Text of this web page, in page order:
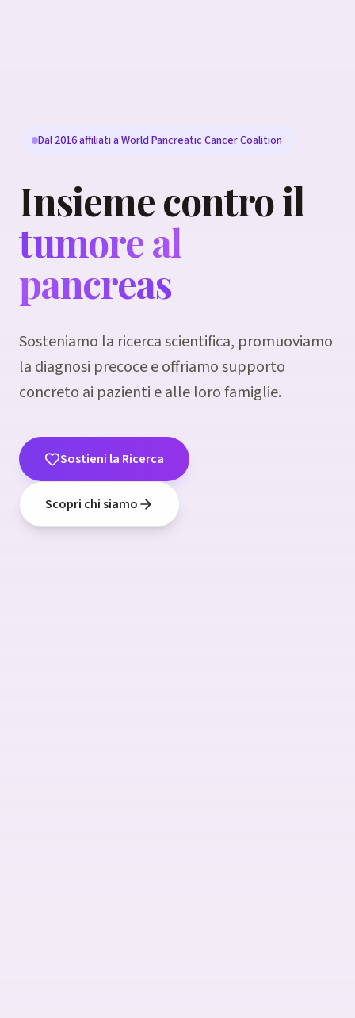
Dal 2016 affiliati a World Pancreatic Cancer Coalition
Insieme contro il
tumore al
pancreas
Sosteniamo la ricerca scientifica, promuoviamo
la diagnosi precoce e offriamo supporto
concreto ai pazienti e alle loro famiglie.
Sostieni la Ricerca
Scopri chi siamo
La speranza inizia dalla
ricerca